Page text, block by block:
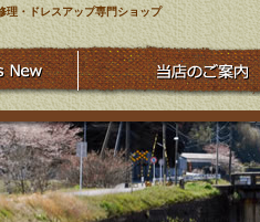
理・ドレスアップ専門ショップ